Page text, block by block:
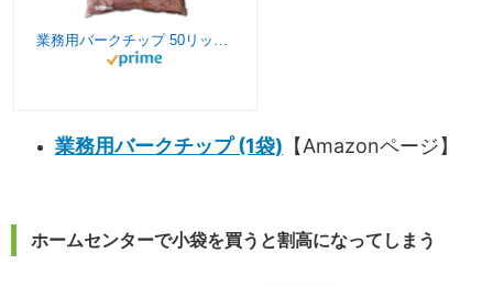
業務用バークチップ 50リットル Mサイズ
業務用バークチップ (1袋) 【Amazonページ】
ホームセンターで小袋を買うと割高になってしまう